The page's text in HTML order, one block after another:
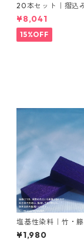
20本セット｜摺込
毛（毛質が硬い）
¥8,041
15%OFF
塩基性染料｜竹・
｜20g｜メチルバイ
ピュアスペシャル（
¥1,980